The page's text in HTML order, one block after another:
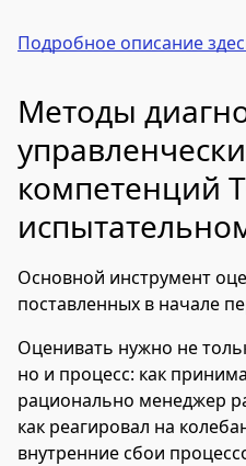
Подробное описание
Методы
компетенций
Основной инструмент
поставленных в начале
Оценивать нужно не
но и процесс: как
рационально менеджер
как реагировал на
внутренние сбои